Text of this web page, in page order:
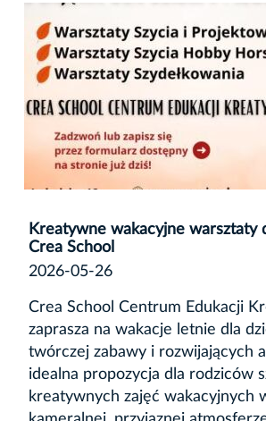
Kreatywne wakacyjne warsztaty
Crea School
2026-05-26
Crea School Centrum Edukacji
zaprasza na wakacje letnie dla
twórczej zabawy i rozwijających
idealna propozycja dla rodziców
kreatywnych zajęć wakacyjnych